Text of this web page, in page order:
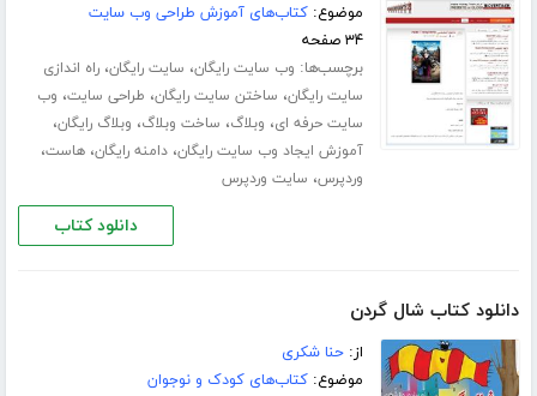
موضوع:کتاب‌های آموزش طراحی وب سایت
۳۴ صفحه
برچسب‌ها: وب سایت رایگان، سایت رایگان،راه اندازی
سایت رایگان، ساختن سایت رایگان، طراحی سایت، وب
سایت حرفه ای، وبلاگ، ساخت وبلاگ، وبلاگ رایگان،
آموزش ایجاد وب سایت رایگان،دامنه رایگان،هاست،
وردپرس، سایت وردپرس
دانلود کتاب
دانلود کتاب شال گردن
از:حنا شکری
موضوع:کتاب‌های کودک و نوجوان